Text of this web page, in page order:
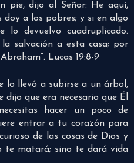
pie, dijo al Señor: He aquí,
doy a los pobres; y si en algo
lo devuelvo cuadruplicado.
salvación a esta casa; por
Lucas 19:8-9
lo llevó a subirse a un árbol,
dijo que era necesario que Él
hacer un poco de
entrar a tu corazón para
de las cosas de Dios y
te matará; sino te dará vida